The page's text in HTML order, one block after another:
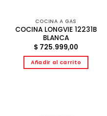
COCINA A GAS
COCINA LONGVIE 12231B
BLANCA
$ 725.999,00
Añadir al carrito